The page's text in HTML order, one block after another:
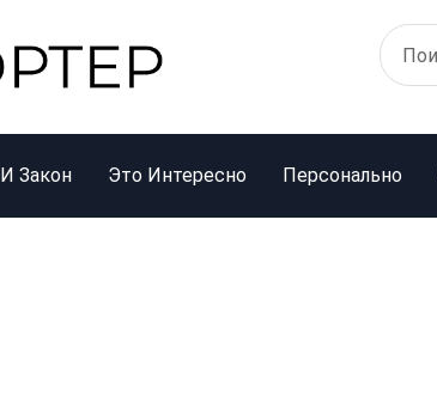
Закон Это Интересно Персонально